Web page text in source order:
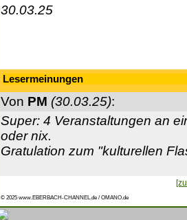
30.03.25
Lesermeinungen
Von PM (30.03.25):
Super: 4 Veranstaltungen an
oder nix.
Gratulation zum "kulturellen
© 2025 www.EBERBACH-CHANNEL.de / OMANO.de